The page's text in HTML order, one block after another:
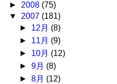
► 2008 (75)
▼ 2007 (181)
► 12月 (8)
► 11月 (9)
► 10月 (12)
► 9月 (8)
► 8月 (12)